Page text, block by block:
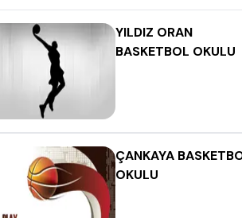
YILDIZ ORAN
BASKETBOL OKULU
ÇANKAYA
OKULU